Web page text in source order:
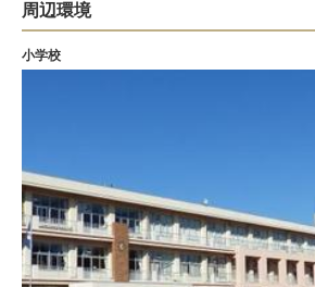
周辺環境
小学校